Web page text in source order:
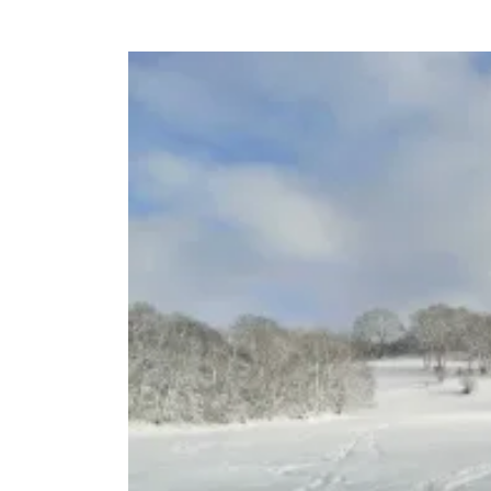
Ghislain Pinaud
il y a 1 mois
Gîte confortable, propre,
Sarah s'adapte aux